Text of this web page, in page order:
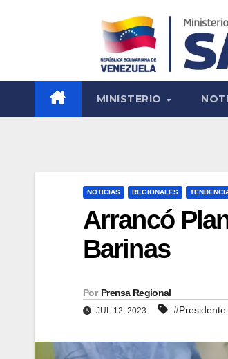
MINISTERIO
NOTICIAS REGIONALES
Arrancó
Barinas
Por Prensa Regional
JUL 12, 2023